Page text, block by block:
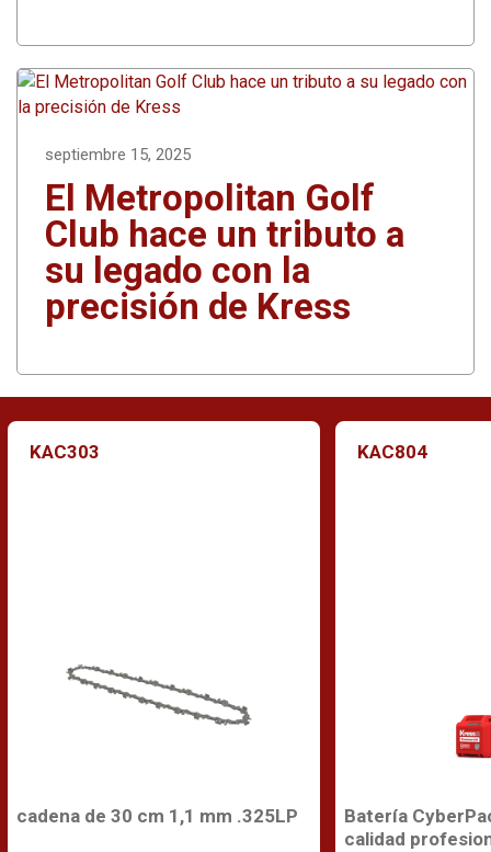
septiembre 15, 2025
El Metropolitan Golf
Club hace un tributo a
su legado con la
precisión de Kress
KAC303
cadena de 30 cm 1,1 mm .325LP
KAC804
Batería
calidad